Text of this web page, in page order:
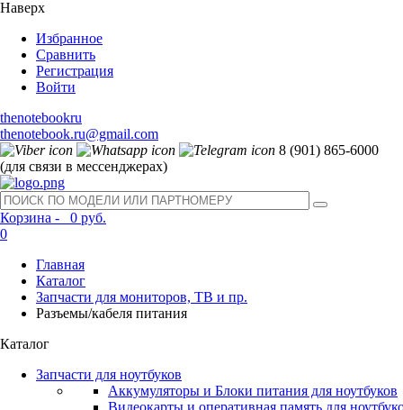
Наверх
Избранное
Сравнить
Регистрация
Войти
thenotebookru
thenotebook.ru@gmail.com
8 (901) 865-6000
(для связи в мессенджерах)
Корзина -
0 руб.
0
Главная
Каталог
Запчасти для мониторов, ТВ и пр.
Разъемы/кабеля питания
Каталог
Запчасти для ноутбуков
Аккумуляторы и Блоки питания для ноутбуков
Видеокарты и оперативная память для